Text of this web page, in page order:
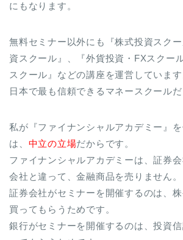
にもなります。
無料セミナー以外にも『株式投資スク
資スクール』、『外貨投資・FXスクー
スクール』などの講座を運営しています
日本で最も信頼できるマネースクールだ
私が『ファイナンシャルアカデミー』
は、 中立の立場だからです。
ファイナンシャルアカデミーは、証券
会社と違って、金融商品を売りません。
証券会社がセミナーを開催するのは、
買ってもらうためです。
銀行がセミナーを開催するのは、投資